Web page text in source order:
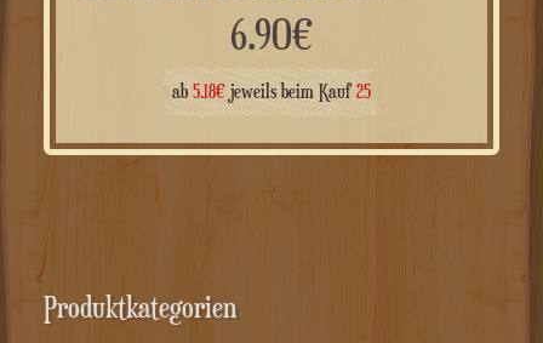
6.90€
ab 5.18€ jeweils beim Kauf25
Produktkategorien